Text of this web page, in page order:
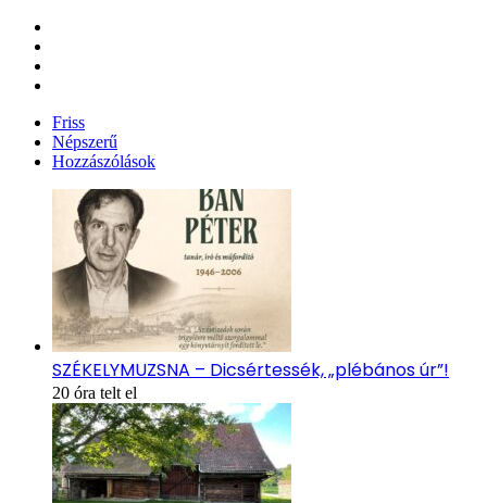
Friss
Népszerű
Hozzászólások
SZÉKELYMUZSNA – Dicsértessék, „plébános úr”!
20 óra telt el